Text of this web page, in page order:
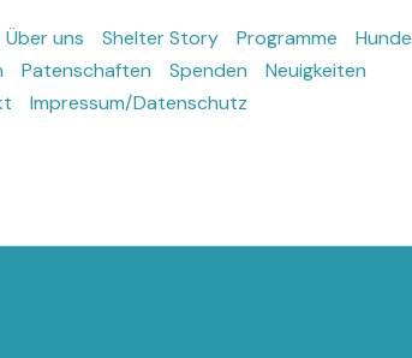
Über uns Shelter Story Programme
Hunde
Patenschaften Spenden
Neuigkeiten
Impressum/Datenschutz